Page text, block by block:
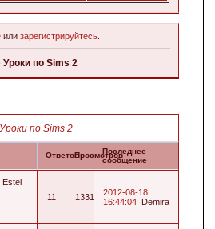
илизарегистрируйтесь
Уроки по Sims 2
Уроки по Sims 2
ОтветовПросмотровПоследнее
сообщение
Estel
11
1331
2012-08-18
16:44:04
Demira